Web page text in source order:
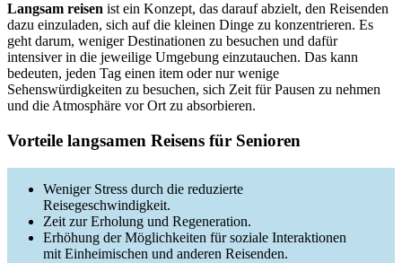
Langsam reisen ist ein Konzept, das darauf abzielt, den Reisenden
dazu einzuladen, sich auf die kleinen Dinge zu konzentrieren. Es
geht darum, weniger Destinationen zu besuchen und dafür
intensiver in die jeweilige Umgebung einzutauchen. Das kann
bedeuten, jeden Tag einen item oder nur wenige
Sehenswürdigkeiten zu besuchen, sich Zeit für Pausen zu nehmen
und die Atmosphäre vor Ort zu absorbieren.
Vorteile langsamen Reisens für Senioren
Weniger Stress durch die reduzierte
Reisegeschwindigkeit.
Zeit zur Erholung und Regeneration.
Erhöhung der Möglichkeiten für soziale Interaktionen
mit Einheimischen und anderen Reisenden.